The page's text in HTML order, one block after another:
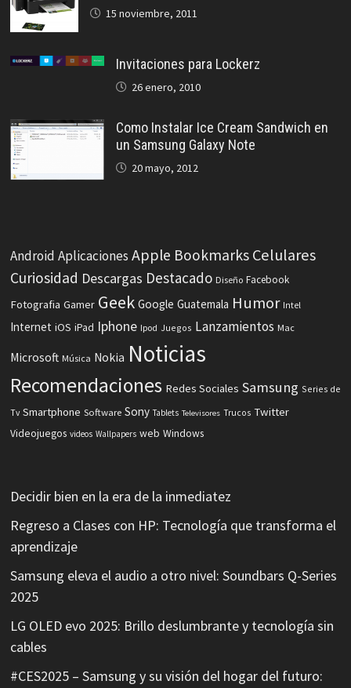
15 noviembre, 2011
Invitaciones para Lockerz
26 enero, 2010
Como Instalar Ice Cream Sandwich en
un Samsung Galaxy Note
20 mayo, 2012
Android Aplicaciones Apple Bookmarks Celulares
Curiosidad Descargas Destacado Diseño Facebook
Fotografia Gamer Geek Google Guatemala Humor Intel
Internet iOS iPad Iphone Ipod Juegos Lanzamientos Mac
Microsoft Música Nokia Noticias
Recomendaciones Redes Sociales Samsung Series de
Tv Smartphone Software Sony Tablets Televisores Trucos Twitter
Videojuegos videos Wallpapers web Windows
Decidir bien en la era de la inmediatez
Regreso a Clases con HP: Tecnología que transforma el
aprendizaje
Samsung eleva el audio a otro nivel: Soundbars Q-Series
2025
LG OLED evo 2025: Brillo deslumbrante y tecnología sin
cables
#CES2025 – Samsung y su visión del hogar del futuro: